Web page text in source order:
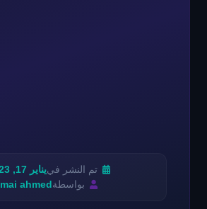
تم النشر فييناير 17, 2023
بواسطة mai ahmed